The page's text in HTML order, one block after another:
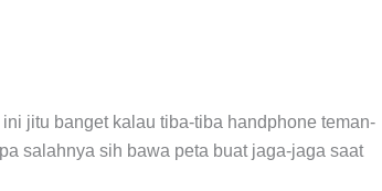
jitu banget kalau tiba-tiba handphone teman-
salahnya sih bawa peta buat jaga-jaga saat